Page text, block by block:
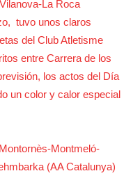
La Roca
tuvo unos claros
del Club Atletisme
entre Carrera de los
los actos del Día
un color y calor especial
Montmeló-
(AA Catalunya)